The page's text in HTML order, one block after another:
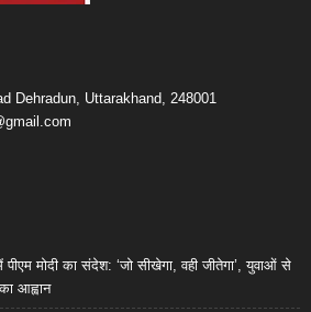
Dehradun, Uttarakhand, 248001
पीएम मोदी का संदेश: ‘जो सीखेगा, वही जीतेगा’, युवाओं से
आह्वान